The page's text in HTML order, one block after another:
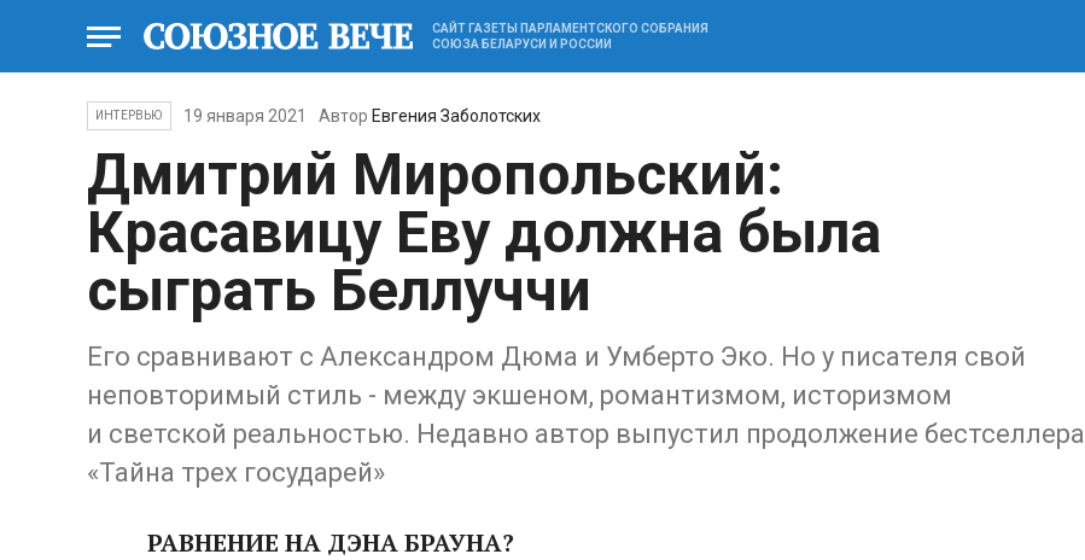
САЙТ ГАЗЕТЫ ПАРЛАМЕНТСКОГО СОБРАНИЯ
СОЮЗА БЕЛАРУСИ И РОССИИ
ИНТЕРВЬЮ 19 января 2021 Автор Евгения Заболотских
Дмитрий Миропольский:
Красавицу Еву должна была
сыграть Беллуччи
Его сравнивают с Александром Дюма и Умберто Эко. Но у писателя свой
неповторимый стиль - между экшеном, романтизмом, историзмом
и светской реальностью. Недавно автор выпустил продолжение бестселлера
«Тайна трех государей»
РАВНЕНИЕ НА ДЭНА БРАУНА?